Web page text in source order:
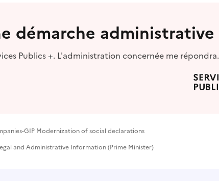
démarche administrative
Publics +. L'administration concernée me répondra.
GIP Modernization of social declarations
and Administrative Information (Prime Minister)